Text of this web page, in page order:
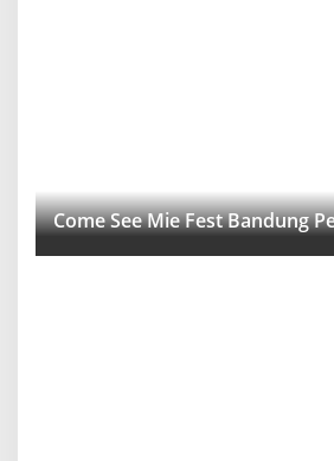
Come See Mie Fest Bandung